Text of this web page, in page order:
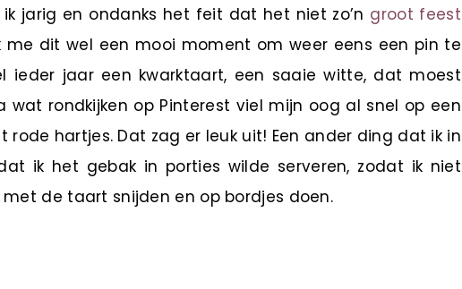
jarig en ondanks het feit dat het niet zo’n groot feest
me dit wel een mooi moment om weer eens een pin te
ieder jaar een kwarktaart, een saaie witte, dat moest
wat rondkijken op Pinterest viel mijn oog al snel op een
rode hartjes. Dat zag er leuk uit! Een ander ding dat ik in
ik het gebak in porties wilde serveren, zodat ik niet
met de taart snijden en op bordjes doen.